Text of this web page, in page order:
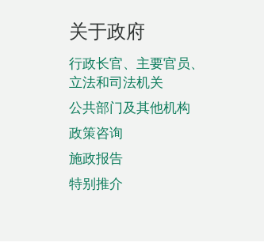
页
脚
菜
单
关于政府
行政长官、主要官员、
立法和司法机关
公共部门及其他机构
政策咨询
施政报告
特别推介